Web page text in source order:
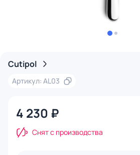
Cutipol
Артикул: AL03
4 230 ₽
Снят с производства